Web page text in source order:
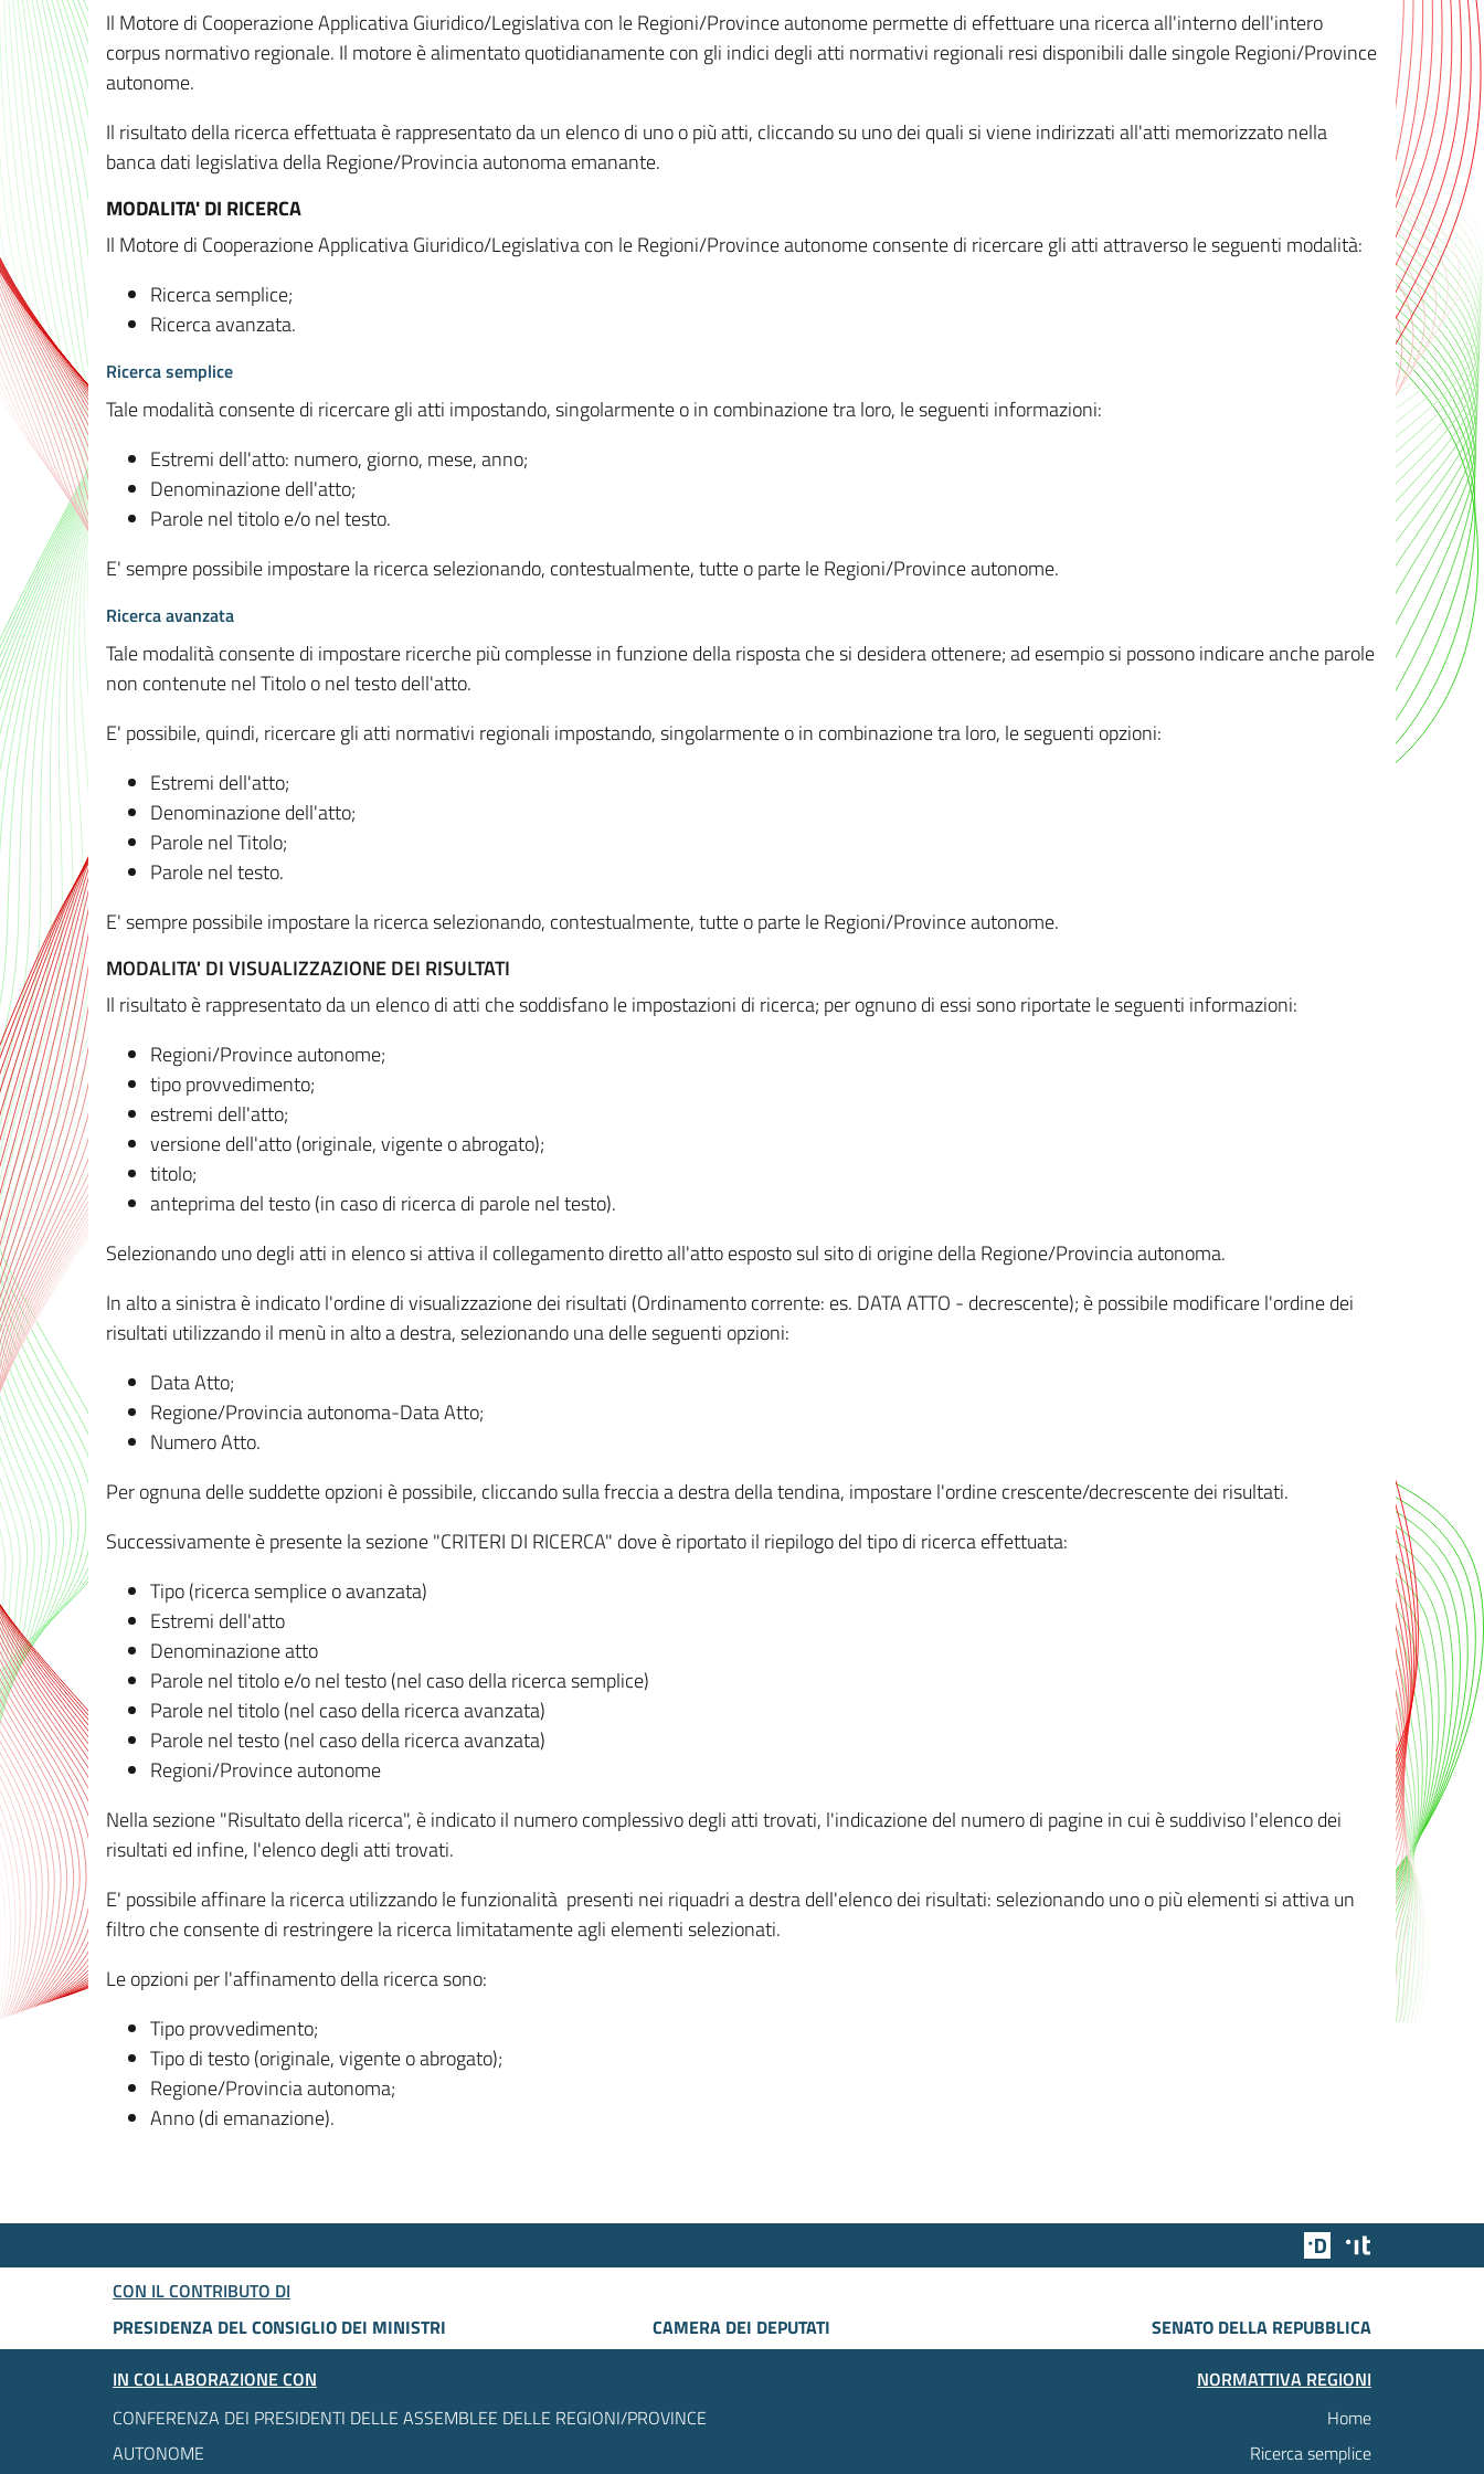
Il Motore di Cooperazione Applicativa Giuridico/Legislativa con le Regioni/Province autonome permette di effettuare una ricerca all'interno dell'intero
corpus normativo regionale. Il motore è alimentato quotidianamente con gli indici degli atti normativi regionali resi disponibili dalle singole Regioni/Province
autonome.
Il risultato della ricerca effettuata è rappresentato da un elenco di uno o più atti, cliccando su uno dei quali si viene indirizzati all'atti memorizzato nella
banca dati legislativa della Regione/Provincia autonoma emanante.
MODALITA' DI RICERCA
Il Motore di Cooperazione Applicativa Giuridico/Legislativa con le Regioni/Province autonome consente di ricercare gli atti attraverso le seguenti modalità:
Ricerca semplice;
Ricerca avanzata.
Ricerca semplice
Tale modalità consente di ricercare gli atti impostando, singolarmente o in combinazione tra loro, le seguenti informazioni:
Estremi dell'atto: numero, giorno, mese, anno;
Denominazione dell'atto;
Parole nel titolo e/o nel testo.
E' sempre possibile impostare la ricerca selezionando, contestualmente, tutte o parte le Regioni/Province autonome.
Ricerca avanzata
Tale modalità consente di impostare ricerche più complesse in funzione della risposta che si desidera ottenere; ad esempio si possono indicare anche parole
non contenute nel Titolo o nel testo dell'atto.
E' possibile, quindi, ricercare gli atti normativi regionali impostando, singolarmente o in combinazione tra loro, le seguenti opzioni:
Estremi dell'atto;
Denominazione dell'atto;
Parole nel Titolo;
Parole nel testo.
E' sempre possibile impostare la ricerca selezionando, contestualmente, tutte o parte le Regioni/Province autonome.
MODALITA' DI VISUALIZZAZIONE DEI RISULTATI
Il risultato è rappresentato da un elenco di atti che soddisfano le impostazioni di ricerca; per ognuno di essi sono riportate le seguenti informazioni:
Regioni/Province autonome;
tipo provvedimento;
estremi dell'atto;
versione dell'atto (originale, vigente o abrogato);
titolo;
anteprima del testo (in caso di ricerca di parole nel testo).
Selezionando uno degli atti in elenco si attiva il collegamento diretto all'atto esposto sul sito di origine della Regione/Provincia autonoma.
In alto a sinistra è indicato l'ordine di visualizzazione dei risultati (Ordinamento corrente: es. DATA ATTO - decrescente); è possibile modificare l'ordine dei
risultati utilizzando il menù in alto a destra, selezionando una delle seguenti opzioni:
Data Atto;
Regione/Provincia autonoma-Data Atto;
Numero Atto.
Per ognuna delle suddette opzioni è possibile, cliccando sulla freccia a destra della tendina, impostare l'ordine crescente/decrescente dei risultati.
Successivamente è presente la sezione "CRITERI DI RICERCA" dove è riportato il riepilogo del tipo di ricerca effettuata:
Tipo (ricerca semplice o avanzata)
Estremi dell'atto
Denominazione atto
Parole nel titolo e/o nel testo (nel caso della ricerca semplice)
Parole nel titolo (nel caso della ricerca avanzata)
Parole nel testo (nel caso della ricerca avanzata)
Regioni/Province autonome
Nella sezione "Risultato della ricerca", è indicato il numero complessivo degli atti trovati, l'indicazione del numero di pagine in cui è suddiviso l'elenco dei
risultati ed infine, l'elenco degli atti trovati.
E' possibile affinare la ricerca utilizzando le funzionalità presenti nei riquadri a destra dell'elenco dei risultati: selezionando uno o più elementi si attiva un
filtro che consente di restringere la ricerca limitatamente agli elementi selezionati.
Le opzioni per l'affinamento della ricerca sono:
Tipo provvedimento;
Tipo di testo (originale, vigente o abrogato);
Regione/Provincia autonoma;
Anno (di emanazione).
Team Digitale
CON IL CONTRIBUTO DI
PRESIDENZA DEL CONSIGLIO DEI MINISTRI
CAMERA DEI DEPUTATI
SENATO DELLA REPUBBLICA
IN COLLABORAZIONE CON
CONFERENZA DEI PRESIDENTI DELLE ASSEMBLEE DELLE REGIONI/PROVINCE
AUTONOME
NORMATTIVA REGIONI
Home
Ricerca semplice